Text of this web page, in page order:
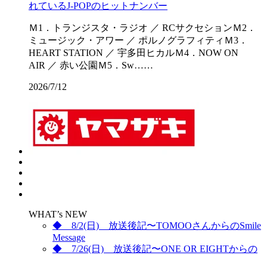
れているJ-POPのヒットナンバー
Ｍ1．トランジスタ・ラジオ ／ RCサクセションＭ2．
ミュージック・アワー ／ ポルノグラフィティＭ3．
HEART STATION ／ 宇多田ヒカルＭ4．NOW ON
AIR ／ 赤い公園Ｍ5．Sw……
2026/7/12
WHAT’s NEW
◆ 8/2(日) 放送後記〜TOMOOさんからのSmile
Message
◆ 7/26(日) 放送後記〜ONE OR EIGHTからの